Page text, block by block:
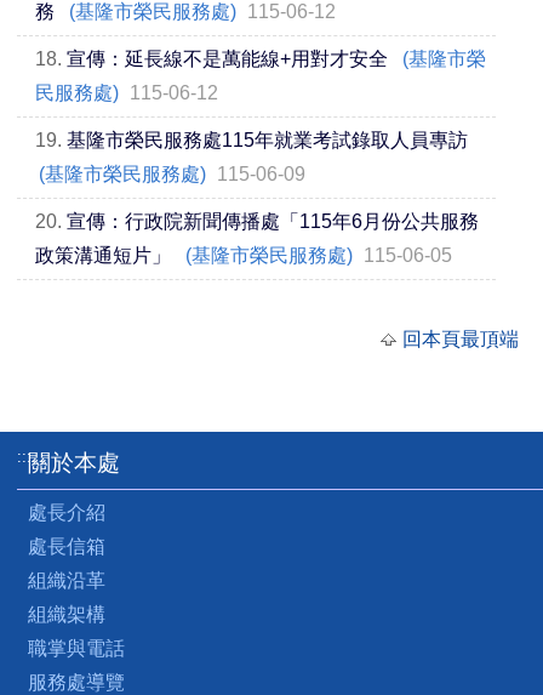
務
(基隆市榮民服務處) 115-06-12
18. 宣傳：延長線不是萬能線+用對才安全
(基隆市榮
民服務處) 115-06-12
19. 基隆市榮民服務處115年就業考試錄取人員專訪
(基隆市榮民服務處) 115-06-09
20. 宣傳：行政院新聞傳播處「115年6月份公共服務
政策溝通短片」
(基隆市榮民服務處) 115-06-05
回本頁最頂端
:::關於本處
處長介紹
處長信箱
組織沿革
組織架構
職掌與電話
服務處導覽